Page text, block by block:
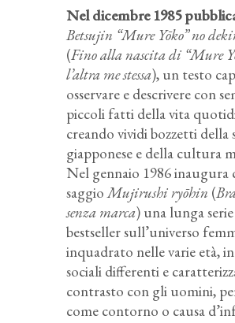
Nel dicembre 1985
Betsujin “Mure Yōko” no
(Fino alla nascita di “Mure
l’altra me stessa), un testo
osservare e descrivere con
piccoli fatti della vita
creando vividi bozzetti della
giapponese e della cultura
Nel gennaio 1986 inaugura
saggioMujirushi ryōhin (
senza marca) una lunga
bestseller sull’universo
inquadrato nelle varie età,
sociali differenti e
contrasto con gli uomini,
come contorno o causa